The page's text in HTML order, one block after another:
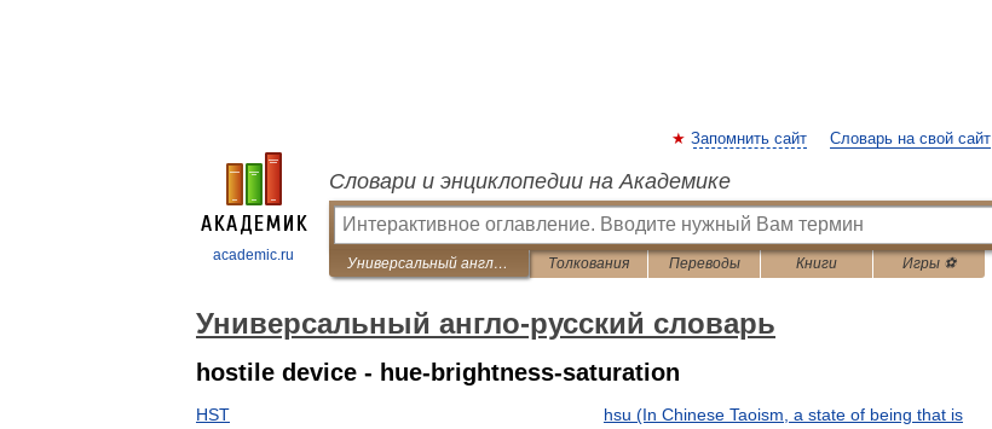
academic.ru
Запомнить сайт Словарь на свой сайт
Словари и энциклопедии на Академике
Универсальный англо-русский словарь Толкования Переводы Книги Игры ⚽
Универсальный англо-русский словарь
hostile device - hue-brightness-saturation
HST
hsu (In Chinese Taoism, a state of being that is